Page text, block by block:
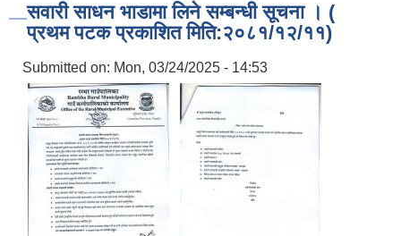
सवारी साधन भाडामा लिने सम्बन्धी सूचना । (
प्रथम पटक प्रकाशित मिति:२०८१/१२/११)
Submitted on: Mon, 03/24/2025 - 14:53